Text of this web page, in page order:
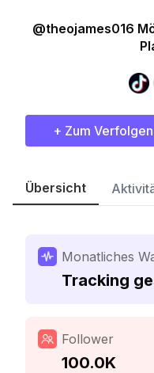
@theojames016
+ Zum
Übersicht
Monatliches
Tracking
Follower
100.0K